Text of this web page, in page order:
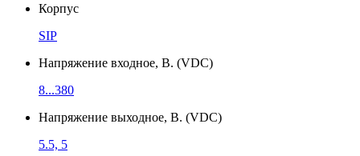
Корпус
SIP
Напряжение входное, В. (VDC)
8...380
Напряжение выходное, В. (VDC)
5.5, 5